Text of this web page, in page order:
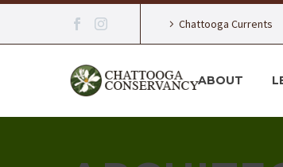
Chattooga Currents
ABOUT